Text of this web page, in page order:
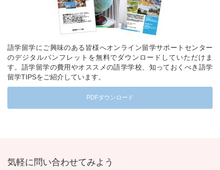
語学留学にご興味のある皆様へオンライン留学サポートセンター
のデジタルパンフレットを無料でダウンロードしていただけま
す。語学留学の費用やオススメの語学学校、知っておくべき語学
留学TIPSをご紹介しています。
PDFダウンロード
気軽に問い合わせてみよう